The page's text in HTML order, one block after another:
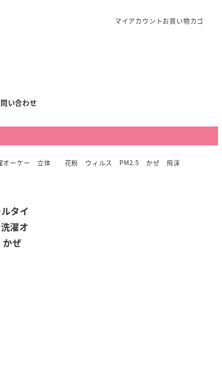
マイアカウントお買い物カゴ
い合わせ
濯オーケー 立体 花粉 ウィルス PM2.5 かぜ 飛沫
タイ
濯オ
ぜ